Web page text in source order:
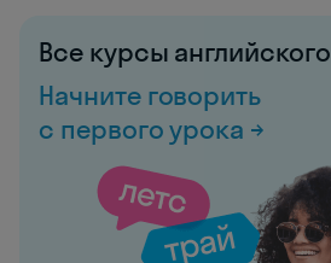
Все курсы английского
Начните говорить
с первого урока →